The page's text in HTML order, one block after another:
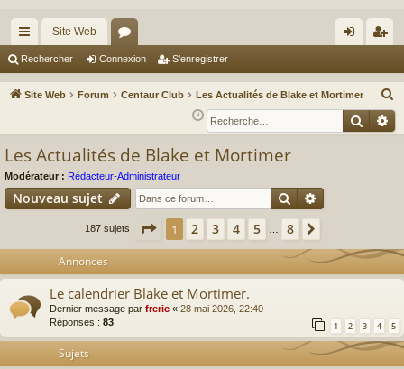
cc
ès
Site Web
or
u ne
xi
nr
eg
Rechercher Connexion S’enregistrer
Site Web Forum Centaur Club Les Actualités de Blake et Mortimer
e
c
e
r
Les Actualités de Blake et Mortimer
Modérateur : Rédacteur-Administrateur
Nouveau sujet Rechercher
187 sujets Page 1sur
1 2 3 4 5 8
Annonces
Le calendrier Blake et Mortimer.
Dernier message par freric « 28 mai 2026, 22:40
Réponses : 83 1 2 3 4 5
Sujets